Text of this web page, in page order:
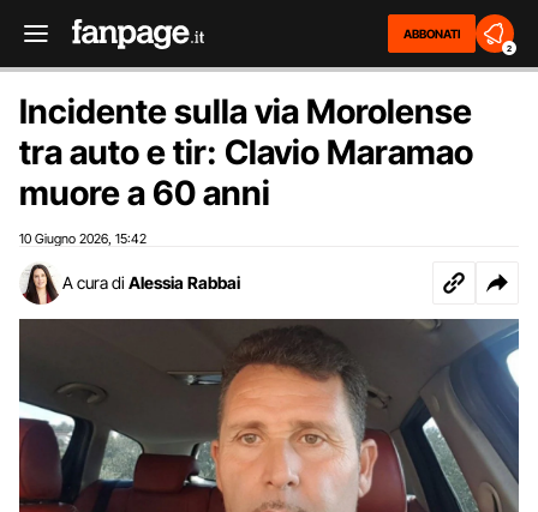
ABBONATI
2
Incidente sulla via Morolense
tra auto e tir: Clavio Maramao
muore a 60 anni
10 Giugno 2026 15:42
A cura di Alessia Rabbai